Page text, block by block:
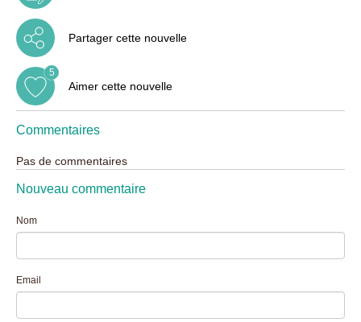
Partager cette nouvelle
Aimer cette nouvelle
5
Commentaires
Pas de commentaires
Nouveau commentaire
Nom
Email